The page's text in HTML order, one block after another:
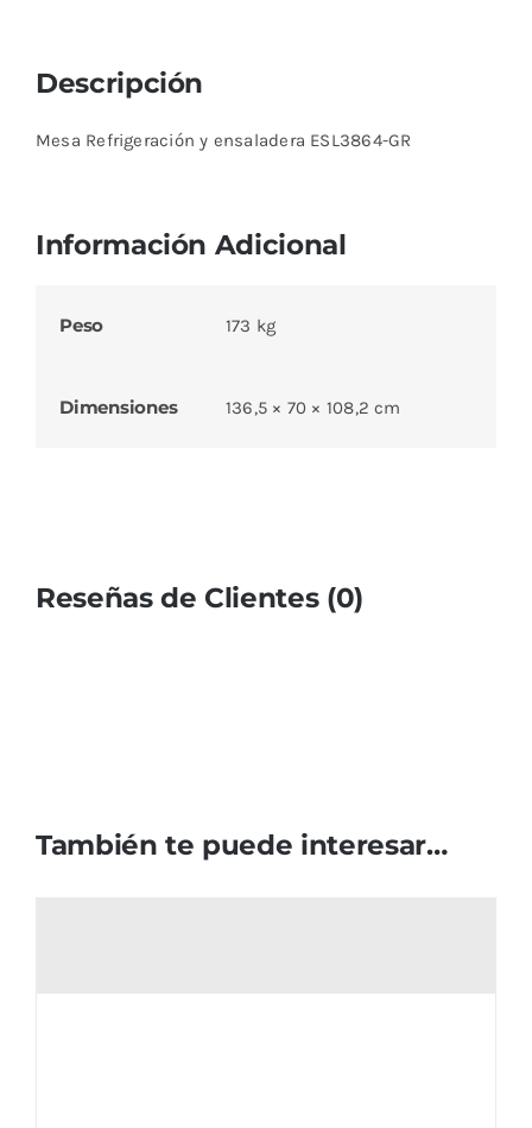
Descripción
Mesa Refrigeración y ensaladera ESL3864-GR
Información Adicional
Peso 173 kg
Dimensiones 136,5 × 70 × 108,2 cm
Reseñas de Clientes (0)
También te puede interesar…